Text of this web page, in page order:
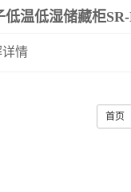
详情
首页